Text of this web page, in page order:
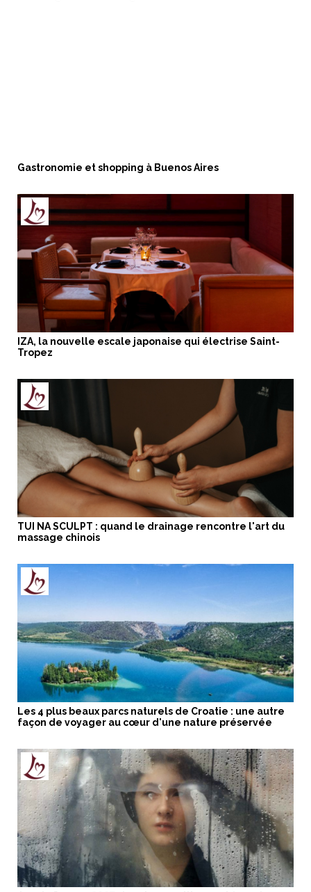
Gastronomie et shopping à Buenos Aires
IZA, la nouvelle escale japonaise qui électrise Saint-
Tropez
TUI NA SCULPT : quand le drainage rencontre l'art du
massage chinois
Les 4 plus beaux parcs naturels de Croatie : une autre
façon de voyager au cœur d'une nature préservée